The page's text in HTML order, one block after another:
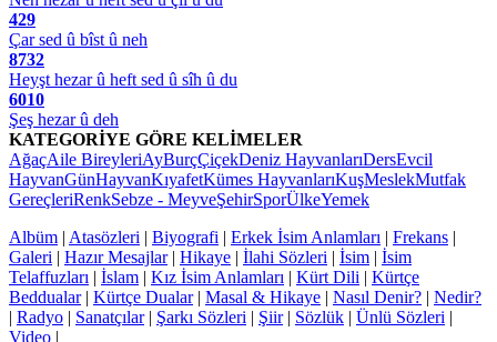
429
Çar sed û bîst û neh
8732
Heyşt hezar û heft sed û sîh û du
6010
Şeş hezar û deh
KATEGORİYE GÖRE KELİMELER
AğaçAile BireyleriAyBurçÇiçekDeniz HayvanlarıDersEvcil
HayvanGünHayvanKıyafetKümes HayvanlarıKuşMeslekMutfak
GereçleriRenkSebze - MeyveŞehirSporÜlkeYemek
Albüm | Atasözleri | Biyografi | Erkek İsim Anlamları | Frekans |
Galeri | Hazır Mesajlar| Hikaye | İlahi Sözleri | İsim | İsim
Telaffuzları | İslam | Kız İsim Anlamları | Kürt Dili | Kürtçe
Beddualar| Kürtçe Dualar| Masal & Hikaye | Nasıl Denir? | Nedir?
| Radyo | Sanatçılar| Şarkı Sözleri | Şiir| Sözlük | Ünlü Sözleri |
Video |